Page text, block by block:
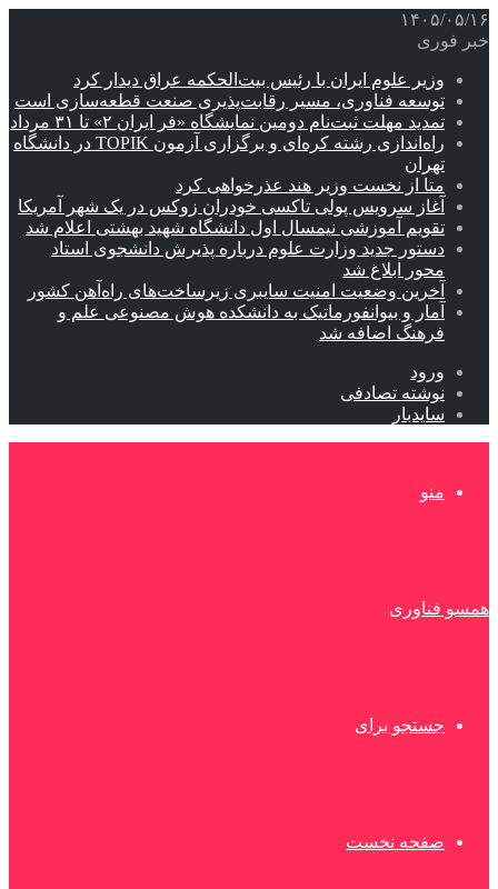
۱۴۰۵/۰۵/۱۶
خبر فوری
وزیر علوم ایران با رئیس بیت‌الحکمه عراق دیدار کرد
توسعه فناوری، مسیر رقابت‌پذیری صنعت قطعه‌سازی است
تمدید مهلت ثبت‌نام دومین نمایشگاه «فر ایران ۲» تا ۳۱ مرداد
راه‌اندازی رشته کره‌ای و برگزاری آزمون TOPIK در دانشگاه
تهران
متا از نخست وزیر هند عذرخواهی کرد
آغاز سرویس پولی تاکسی خودران زوکس در یک شهر آمریکا
تقویم آموزشی نیمسال اول دانشگاه شهید بهشتی اعلام شد
دستور جدید وزارت علوم درباره پذیرش دانشجوی استاد
محور ابلاغ شد
آخرین وضعیت امنیت سایبری زیرساخت‌های راه‌آهن کشور
آمار و بیوانفورماتیک به دانشکده هوش مصنوعی علم و
فرهنگ اضافه شد
ورود
نوشته تصادفی
سایدبار
منو
همسو فناوری
جستجو برای
صفحه نخست